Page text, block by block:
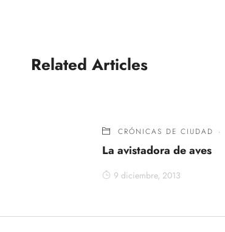
Related Articles
CRÓNICAS DE CIUDAD ·
La avistadora de aves
9 diciembre, 2013